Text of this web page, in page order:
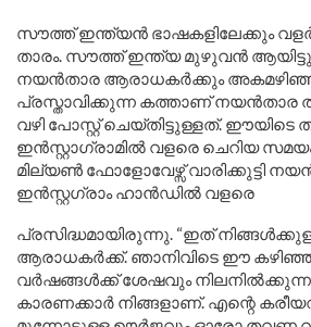
സൗത്ത് ഇന്ത്യൻ ഭാഷകളിലേക്കും
താരം. സൗത്ത് ഇന്ത്യ മുഴുവൻ
നയൻതാര ആരാധകർക്കും അകമഴിഞ്ഞ്
പ്രസ്താവിക്കുന്ന കത്താണ് നയൻതാര
വഴി പോസ്റ്റ് ചെയ്തിട്ടുള്ളത്. ഈയിടെ
ഇൻസ്റ്റാഗ്രാമിൽ വളരെ ചെറിയ
മില്യൺ ഫോളോവേഴ്സ് വാരിക്കുട്ടി
ഇൻസ്റ്റഗ്രാം ഹാൻഡിൽ വളരെ
പ്രസിദ്ധമായിരുന്നു. “ഇത്
ആരാധകർക്ക്. ഞാനിവിടെ ഈ
വർഷങ്ങൾക്ക് ശേഷവും
കാരണക്കാർ നിങ്ങളാണ്. എന്റെ